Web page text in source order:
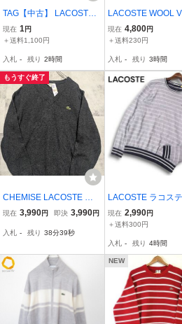
TAG【中古】 LACOSTE
ラコステ ACRYLIC SWE
ATER アクリルセーター
G〉
現在 1円
＋送料1,100円
入札 - 残り 2時間
LACOSTE WOOL
knit sweater 4 ラコ
ウール100% ニット
近年モデル
現在 4,800円
＋送料230円
入札 - 残り 3時間
もうすぐ終了
CHEMISE LACOSTE シ
ャミース ラコステ Vネッ
ワニロゴ 3 Mくらい 無地
ARI570
現在 3,990円 即決 3,990円
入札 - 残り 38分38秒
LACOSTE ラコス
ワニ ロゴ刺繍★ ボ
クルーネック コッ
ンズ グレー
現在 2,990円
＋送料300円
入札 - 残り 4時間
NEW